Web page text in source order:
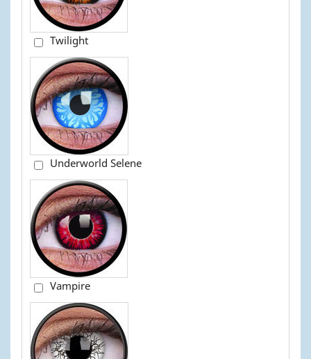
Twilight
Underworld Selene
Vampire